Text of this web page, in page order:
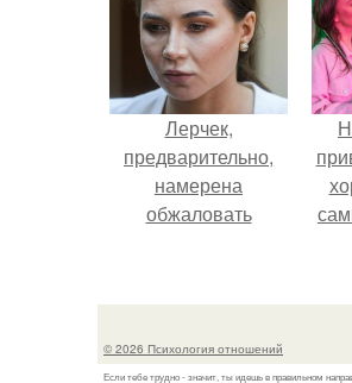
Лерчек,
предварительно,
намерена
обжаловать
© 2026 Психология отношений
Если тебе трудно - значит, ты идешь в правильном